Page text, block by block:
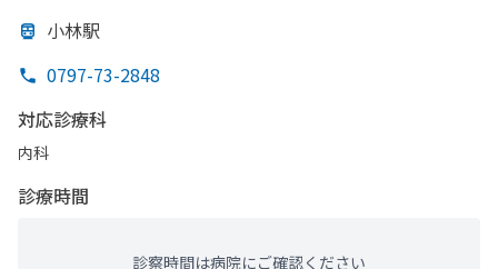
小林駅
0797-73-2848
対応診療科
内科
診療時間
診察時間は病院にご確認ください